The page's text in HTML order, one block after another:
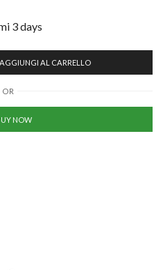
3 days
AGGIUNGI AL CARRELLO
OR
NOW